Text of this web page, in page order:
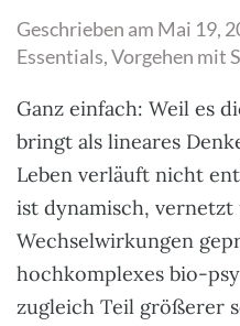
Geschrieben am Mai 19,
Essentials,Vorgehen mit
Ganz einfach: Weil es
bringt als lineares
Leben verläuft nicht
ist dynamisch,
Wechselwirkungen
hochkomplexes bio-
zugleich Teil größerer